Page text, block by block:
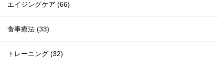
エイジングケア (66)
食事療法 (33)
トレーニング (32)